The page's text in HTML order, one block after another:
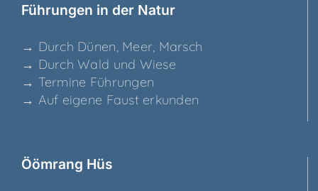
Füh­run­gen in der Natur
→ Durch Dünen, Meer, Marsch
→ Durch Wald und Wiese
→ Ter­mi­ne Führungen
→ Auf eige­ne Faust erkunden
Ööm­rang Hüs